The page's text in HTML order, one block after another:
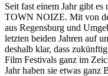
Seit fast einem Jahr gibt
TOWN NOIZE. Mit von
aus Regensburg und
letzten beiden Jahren auf
deshalb klar, dass
Film Festivals ganz im
Jahr haben sie etwas ganz